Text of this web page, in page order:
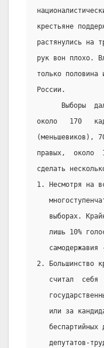
крестьяне
растянулись на
рук вон плохо.
только
России.
Выборы
около   170
(меньшевиков),
правых,  около
сделать
1. Несмотря на
выборах.
лишь 10%
самодержавия
2. Большинство
считал  себя
или за
беспартийных
депутатов-